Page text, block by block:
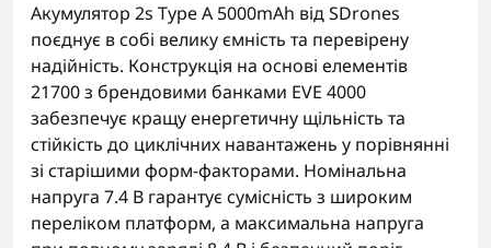
Акумулятор 2s Type A 5000mAh від SDrones
поєднує в собі велику ємність та перевірену
надійність. Конструкція на основі елементів
21700 з брендовими банками EVE 4000
забезпечує кращу енергетичну щільність та
стійкість до циклічних навантажень у порівнянні
зі старішими форм-факторами. Номінальна
напруга 7.4 В гарантує сумісність з широким
переліком платформ, а максимальна напруга